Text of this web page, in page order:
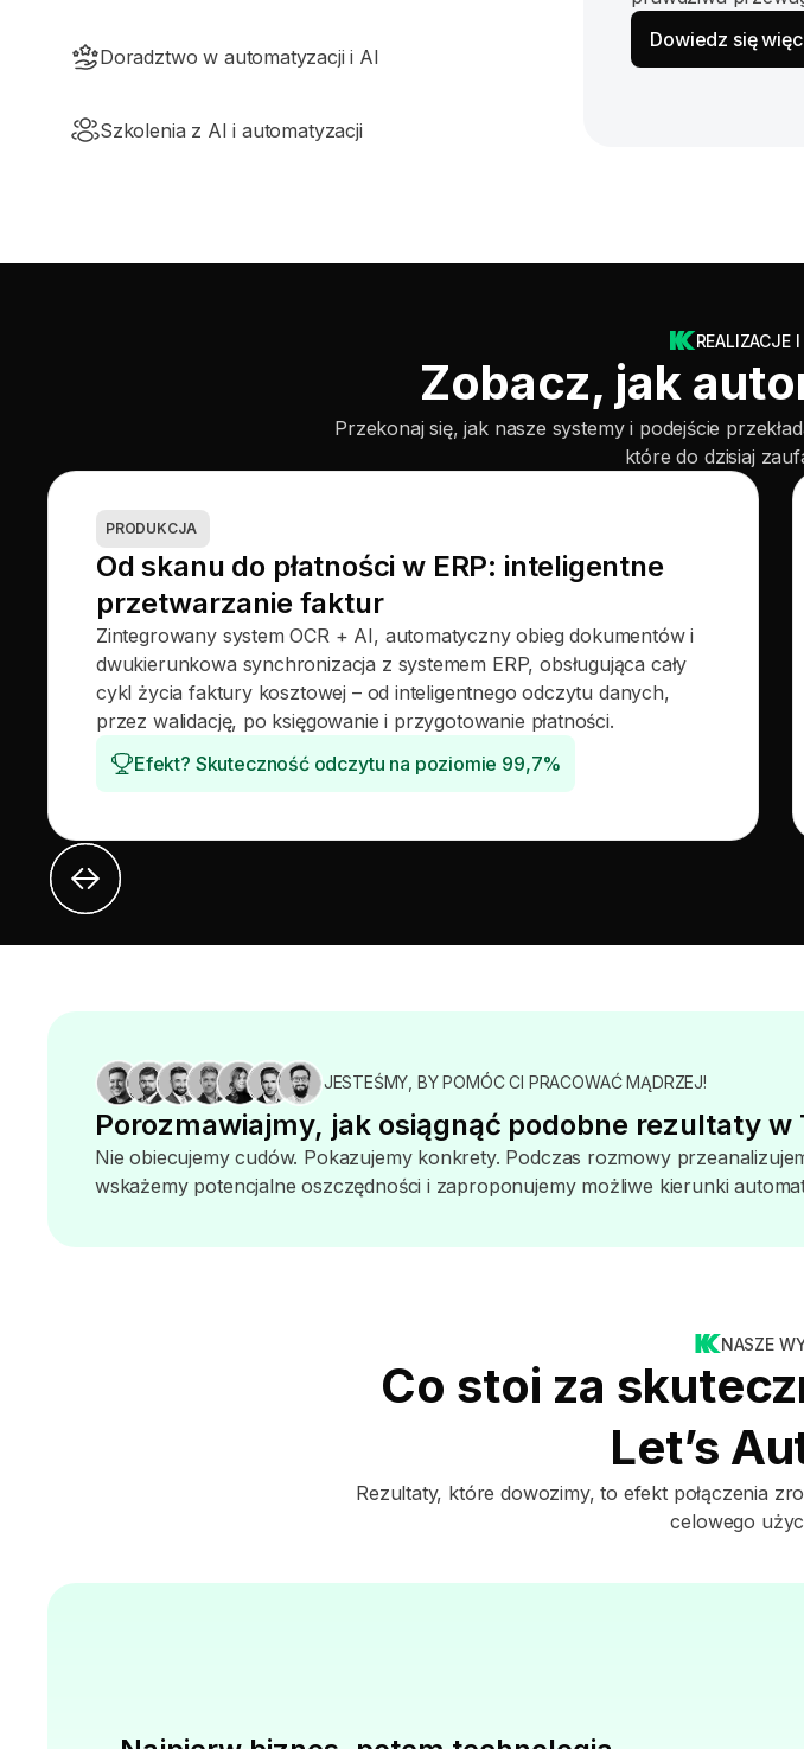
Doradztwo w automatyzacji i AI
Szkolenia z AI i automatyzacji
Dowiedz się
REALIZACJE
Zobacz, jak
Przekonaj się, jak nasze systemy i podejście
które do dzisiaj
PRODUKCJA
Od skanu do płatności w ERP: inteligentne
przetwarzanie faktur
Zintegrowany system OCR + AI, automatyczny obieg dokumentów i
dwukierunkowa synchronizacja z systemem ERP, obsługująca cały
cykl życia faktury kosztowej – od inteligentnego odczytu danych,
przez walidację, po księgowanie i przygotowanie płatności.
Efekt? Skuteczność odczytu na poziomie 99,7%
JESTEŚMY, BY POMÓC CI PRACOWAĆ MĄDRZEJ!
Porozmawiajmy, jak osiągnąć podobne rezultaty w
Nie obiecujemy cudów. Pokazujemy konkrety. Podczas rozmowy
wskażemy potencjalne oszczędności i zaproponujemy możliwe kierunki
NASZE
Co stoi za
Let’s
Rezultaty, które dowozimy, to efekt połączenia
celowego